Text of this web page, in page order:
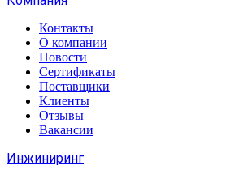
Контакты
О компании
Новости
Сертификаты
Поставщики
Клиенты
Отзывы
Вакансии
Инжиниринг